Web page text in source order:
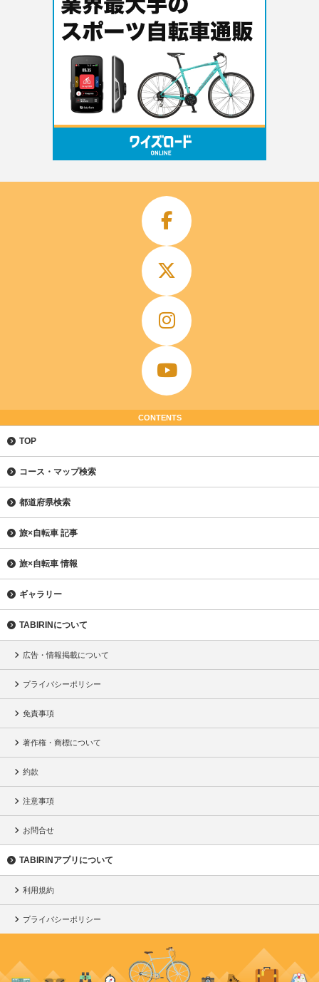
CONTENTS
TOP
コース・マップ検索
都道府県検索
旅×自転車 記事
旅×自転車 情報
ギャラリー
TABIRINについて
広告・情報掲載について
プライバシーポリシー
免責事項
著作権・商標について
約款
注意事項
お問合せ
TABIRINアプリについて
利用規約
プライバシーポリシー